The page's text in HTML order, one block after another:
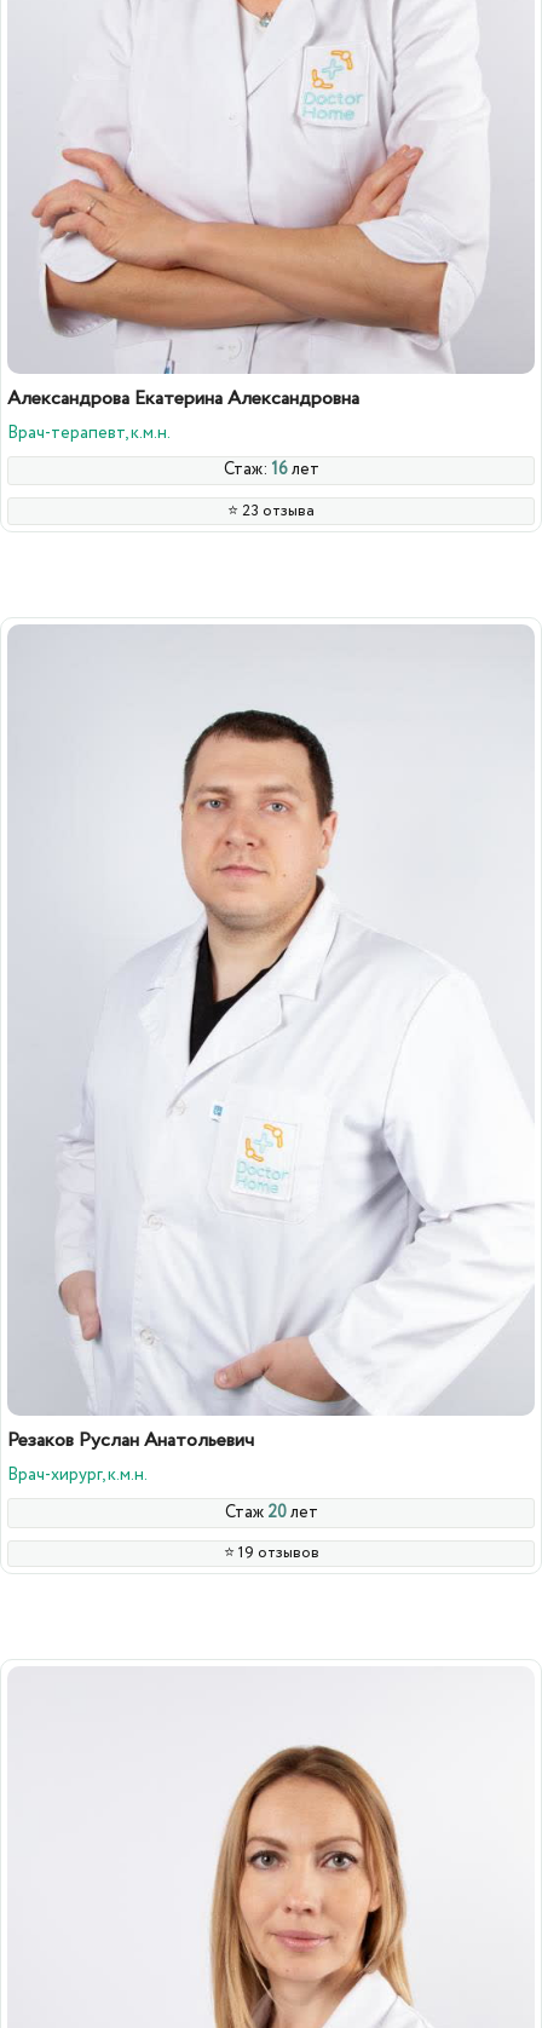
Александрова Екатерина Александровна
Врач-терапевт, к.м.н.
Стаж: 16лет
⭐️ 23 отзыва
Резаков Руслан Анатольевич
Врач-хирург, к.м.н.
Стаж 20лет
⭐️ 19 отзывов